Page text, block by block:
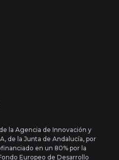
la Agencia de Innovación y
de la Junta de Andalucía, por
en un 80% por la
Europeo de Desarrollo